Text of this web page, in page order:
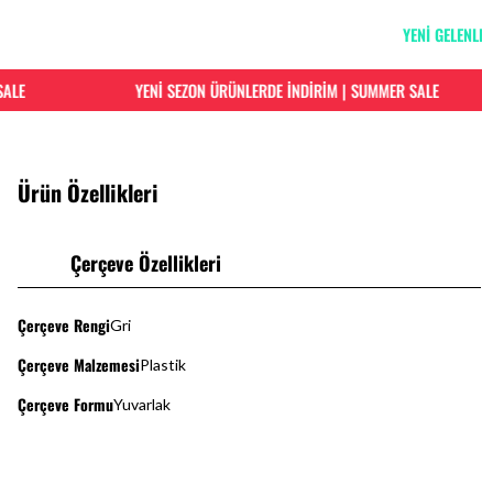
YENİ
YENİ SEZON ÜRÜNLERDE İNDİRİM | SUMMER SALE
Ürün Özellikleri
Çerçeve Özellikleri
Çerçeve RengiGri
Çerçeve MalzemesiPlastik
Çerçeve FormuYuvarlak